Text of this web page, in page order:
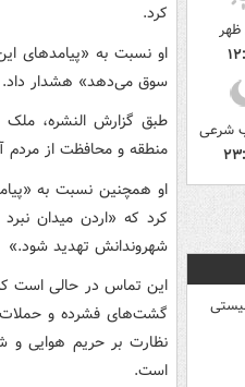
ظهر
شرعی
کرد.
او نسبت به «پیامدهای
سوق می‌دهد» هشدار داد.
طبق گزارش النشره، ملک
منطقه و محافظت از مردم
او همچنین نسبت به
کرد که «اردن میدان
شهروندانش تهدید شود.»
این تماس در حالی است که
گشت‌های فشرده و حملات
نظارت بر حریم هوایی و
است.